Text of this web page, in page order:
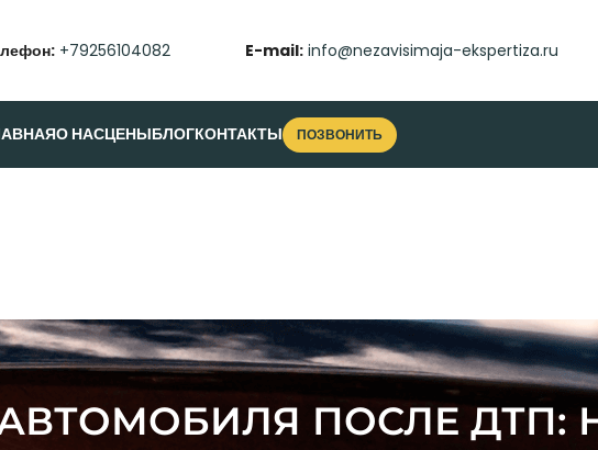
+79256104082 E-mail: info@nezavisimaja-ekspertiza.ru
О НАСЦЕНЫБЛОГКОНТАКТЫ ПОЗВОНИТЬ
ПОСЛЕ ДТП: